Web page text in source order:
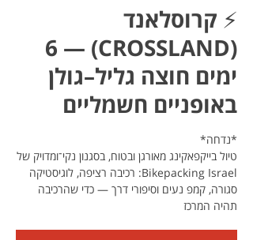
⚡ קרוסלאנד
(CROSSLAND) — 6
ימים חוצה גליל–גולן
באופניים חשמליים
טיול בייקפאקינג מאורגן ובטוח, בסגנון נקי־ומדויק של
Bikepacking Israel: רכיבה רציפה, לוגיסטיקה
סגורה, קמפ נעים וסיפורי דרך — כדי שהרכיבה
תהיה המרכז